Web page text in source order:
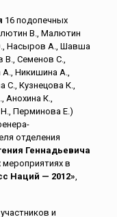
16 подопечных
В., Малютин
Насыров А., Шавша
В., Семенов С.,
А., Никишина А.,
С., Кузнецова К.,
Анохина К.,
Перминова Е.)
отделения
Геннадьевича
в
Наций — 2012»,
и